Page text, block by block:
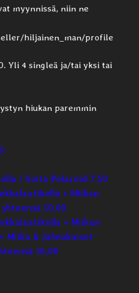
myynnissä, niin ne
hiljainen_man/profile
Yli 4 singleä ja/tai yksi tai
hiukan paremmin
/ Soita Polaroid 7,50
+ Miikan
10,00
+ Miikan
Miika & Jahnukaiset
16,00